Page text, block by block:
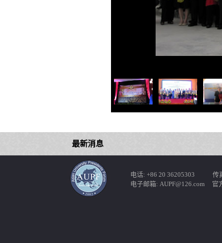
最新消息
电话: +86 20 36205303 传真
电子邮箱: AUPF@126.com 官